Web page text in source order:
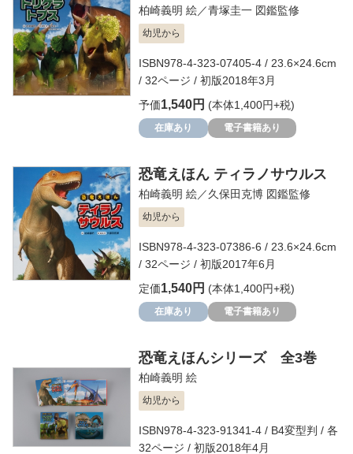
柏崎義明 絵／青塚圭一 図鑑監修
幼児から
ISBN978-4-323-07405-4 / 23.6×24.6cm
/ 32ページ / 初版2018年3月
予価1,540円 (本体1,400円+税)
在庫あり 電子書籍あり
恐竜えほん ティラノサウルス
柏崎義明 絵／久保田克博 図鑑監修
幼児から
ISBN978-4-323-07386-6 / 23.6×24.6cm
/ 32ページ / 初版2017年6月
定価1,540円 (本体1,400円+税)
在庫あり 電子書籍あり
恐竜えほんシリーズ 全3巻
柏崎義明 絵
幼児から
ISBN978-4-323-91341-4 / B4変型判 / 各
32ページ / 初版2018年4月